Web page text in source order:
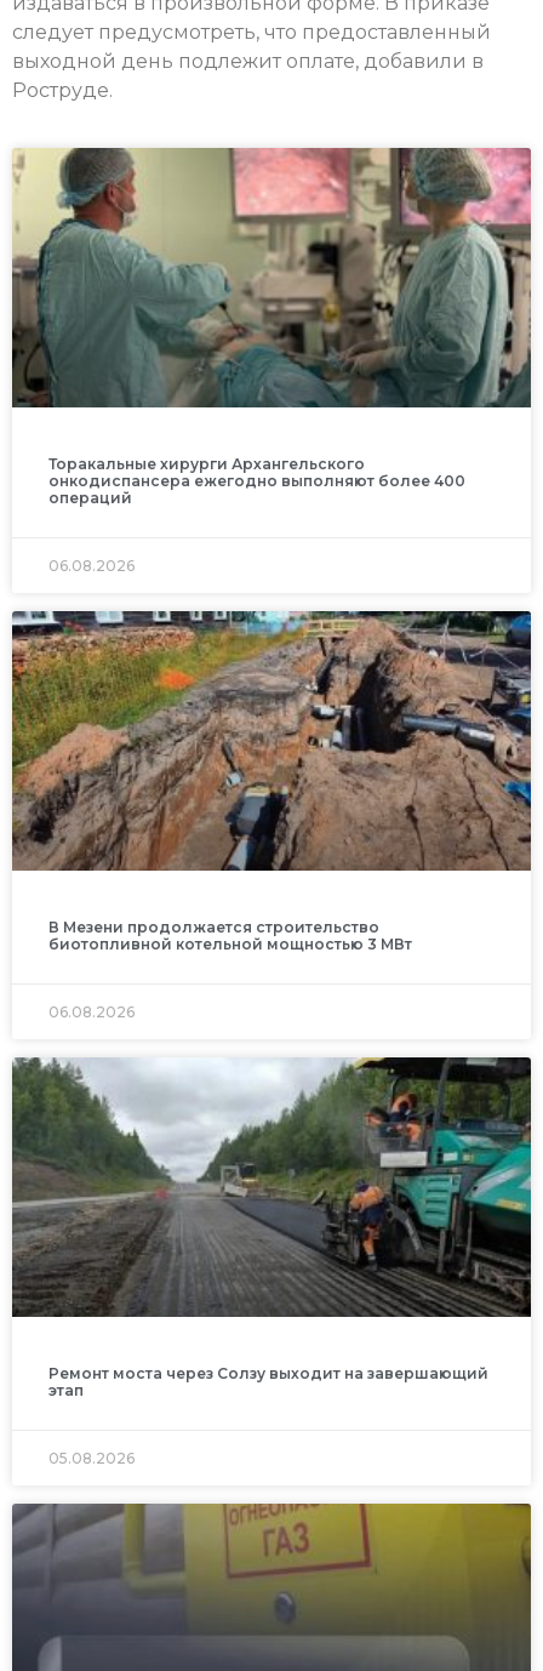
следует предусмотреть, что предоставле­нный
выходной день подлежит оплате, добавили в
Роструде.
Торакальные хирурги Архангельского
онкодиспансера ежегодно выполняют более 400
операций
06.08.2026
В Мезени продолжается строительство
биотопливной котельной мощностью 3 МВт
06.08.2026
Ремонт моста через Солзу выходит на завершающий
этап
05.08.2026